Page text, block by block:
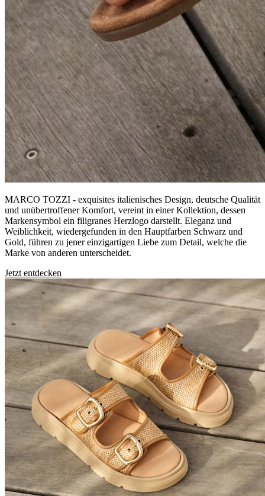
MARCO TOZZI - exquisites italienisches Design, deutsche Qualität
und unübertroffener Komfort, vereint in einer Kollektion, dessen
Markensymbol ein filigranes Herzlogo darstellt. Eleganz und
Weiblichkeit, wiedergefunden in den Hauptfarben Schwarz und
Gold, führen zu jener einzigartigen Liebe zum Detail, welche die
Marke von anderen unterscheidet.
Jetzt entdecken